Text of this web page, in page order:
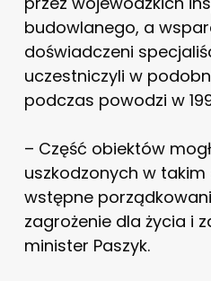
budowlanego, a
doświadczeni
uczestniczyli w
podczas powodzi w
– Część obiektów
uszkodzonych w
wstępne
zagrożenie dla życia i
minister Paszyk.